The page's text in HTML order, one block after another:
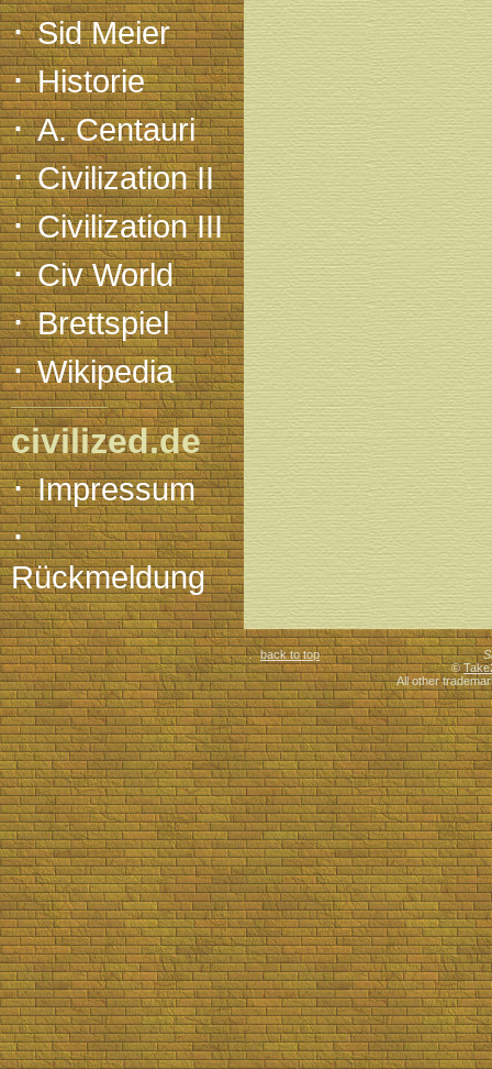
·Sid Meier
·Historie
·A. Centauri
·Civilization II
·Civilization III
·Civ World
·Brettspiel
·Wikipedia
civilized.de
·Impressum
·
Rückmeldung
back to top
©
All other